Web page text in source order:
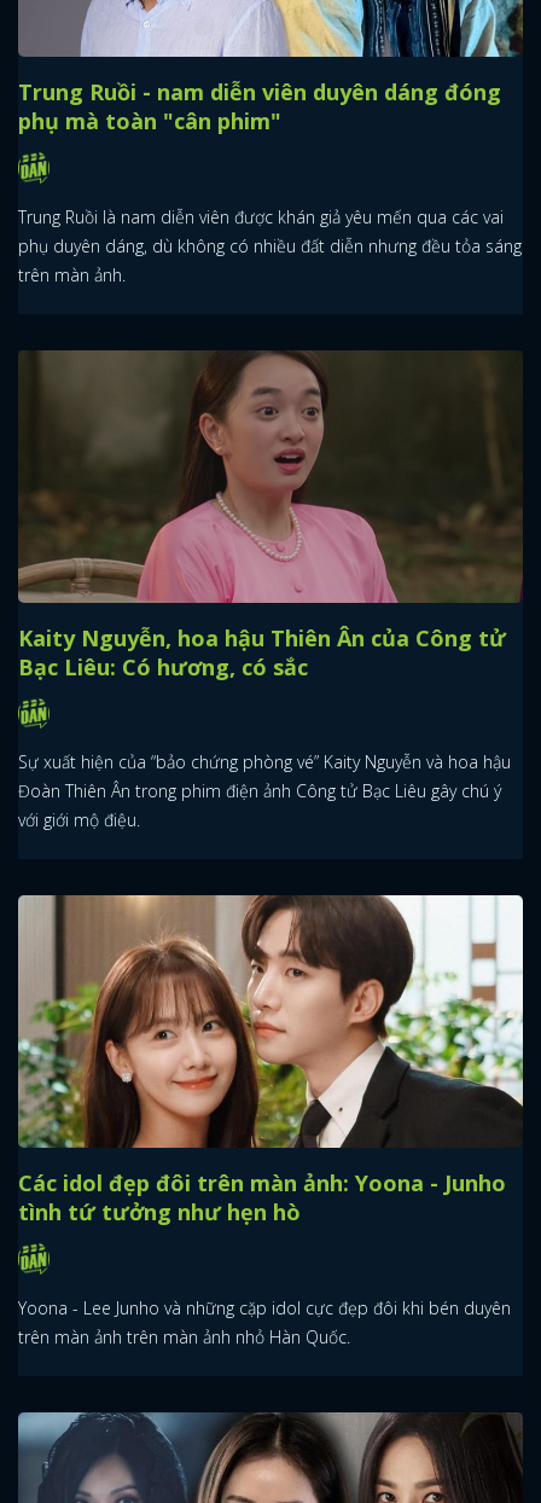
Trung Ruồi - nam diễn viên duyên dáng đóng
phụ mà toàn "cân phim"
Trung Ruồi là nam diễn viên được khán giả yêu mến qua các vai
phụ duyên dáng, dù không có nhiều đất diễn nhưng đều tỏa sáng
trên màn ảnh.
Kaity Nguyễn, hoa hậu Thiên Ân của Công tử
Bạc Liêu: Có hương, có sắc
Sự xuất hiện của “bảo chứng phòng vé” Kaity Nguyễn và hoa hậu
Đoàn Thiên Ân trong phim điện ảnh Công tử Bạc Liêu gây chú ý
với giới mộ điệu.
Các idol đẹp đôi trên màn ảnh: Yoona - Junho
tình tứ tưởng như hẹn hò
Yoona - Lee Junho và những cặp idol cực đẹp đôi khi bén duyên
trên màn ảnh trên màn ảnh nhỏ Hàn Quốc.